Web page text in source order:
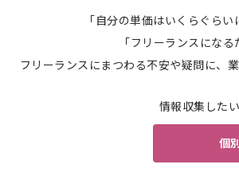
「自分の単価はいくらぐら
「フリーランスにな
フリーランスにまつわる不安や疑問に、
情報収集した
個